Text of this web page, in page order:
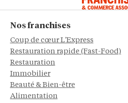
Nos franchises
Coup de cœur L'Express
Restauration rapide (Fast-Food)
Restauration
Immobilier
Beauté & Bien-être
Alimentation